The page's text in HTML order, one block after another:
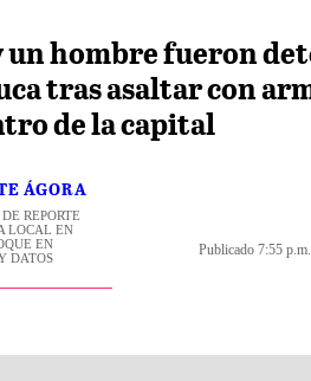
un hombre fueron
tras asaltar con
de la capital
ÁGORA
REPORTE
LOCAL EN
EN
DATOS
Publicado 7:55